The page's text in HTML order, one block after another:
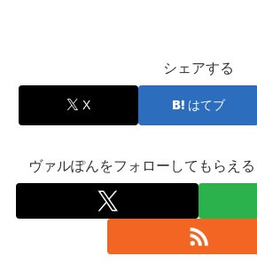
シェアする
X はてブ
ヴァルぽんをフォローしてもらえ